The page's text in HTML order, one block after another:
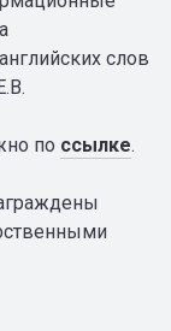
слов
по ссылке.